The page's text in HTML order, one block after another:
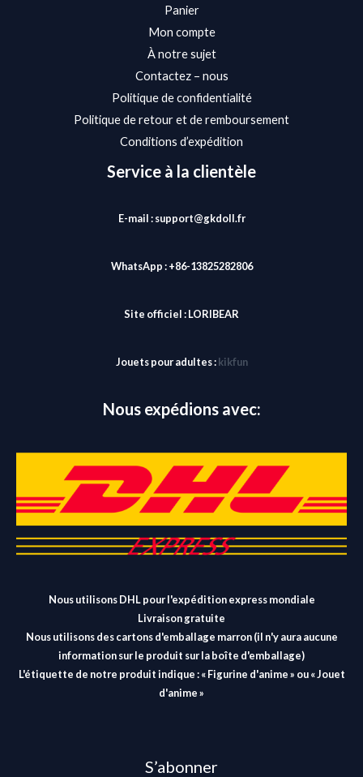
Panier
Mon compte
À notre sujet
Contactez – nous
Politique de confidentialité
Politique de retour et de remboursement
Conditions d’expédition
Service à la clientèle
E-mail : support@gkdoll.fr
WhatsApp : +86-13825282806
Site officiel :LORIBEAR
Jouets pour adultes : kikfun
Nous expédions avec:
Nous utilisons DHL pour l'expédition express mondiale
Livraison gratuite
Nous utilisons des cartons d'emballage marron (il n'y aura aucune
information sur le produit sur la boîte d'emballage)
L'étiquette de notre produit indique : « Figurine d'anime » ou « Jouet
d'anime »
S’abonner